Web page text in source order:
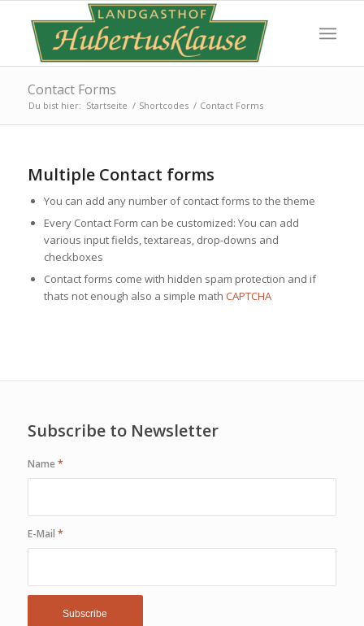
Contact Forms
Du bist hier: Startseite / Shortcodes / Contact Forms
Multiple Contact forms
You can add any number of contact forms to the theme
Every Contact Form can be customized: You can add
various input fields, textareas, drop-downs and
checkboxes
Contact forms come with hidden spam protection and if
thats not enough also a simple math CAPTCHA
Subscribe to Newsletter
Name *
E-Mail *